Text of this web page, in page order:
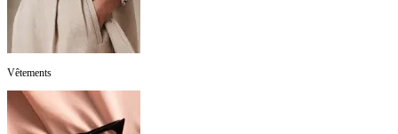
Vêtements